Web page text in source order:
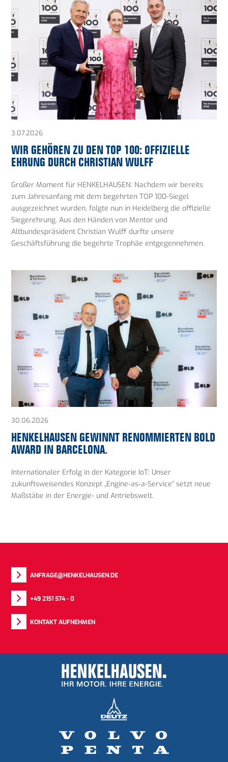
3.07.2026
WIR GEHÖREN ZU DEN TOP 100: OFFIZIELLE
EHRUNG DURCH CHRISTIAN WULFF
Großer Moment für HENKELHAUSEN: Nachdem wir bereits
zum Jahresanfang mit dem begehrten TOP 100-Siegel
ausgezeichnet wurden, folgte nun in Heidelberg die offizielle
Siegerehrung. Aus den Händen von Mentor und
Altbundespräsident Christian Wulff durfte unsere
Geschäftsführung die begehrte Trophäe entgegennehmen.
30.06.2026
HENKELHAUSEN GEWINNT RENOMMIERTEN BOLD
AWARD IN BARCELONA.
Internationaler Erfolg in der Kategorie IoT: Unser
zukunftsweisendes Konzept „Engine-as-a-Service“ setzt neue
Maßstäbe in der Energie- und Antriebswelt.
ANFRAGE@HENKELHAUSEN.DE
+49 2151 574 - 0
KONTAKT AUFNEHMEN